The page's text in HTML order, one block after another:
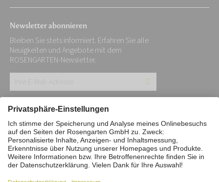
Newsletter abonnieren
Bleiben Sie stets informiert. Erfahren Sie alle
Neuigkeiten und Angebote mit dem
ROSENGARTEN-Newsletter.
E-
Mail-
Adresse:
*
Impressum Datenschutz
Stiftung
Interne Meldestelle
Zahlungsmittel
Barrierefreiheitserklärung
Vertrag widerrufen